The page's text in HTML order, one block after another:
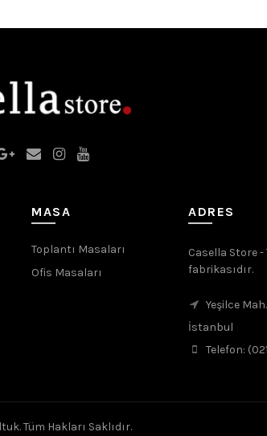
MASA
Toplantı Masaları
Ofis Masaları
ADRES
Casella Store
fabrikasıdır.
Yeşilce
İstanbul
Telefon:
Tüm Hakları Saklıdır.